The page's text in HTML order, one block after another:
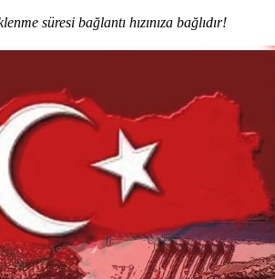
süresi bağlantı hızınıza bağlıdır!